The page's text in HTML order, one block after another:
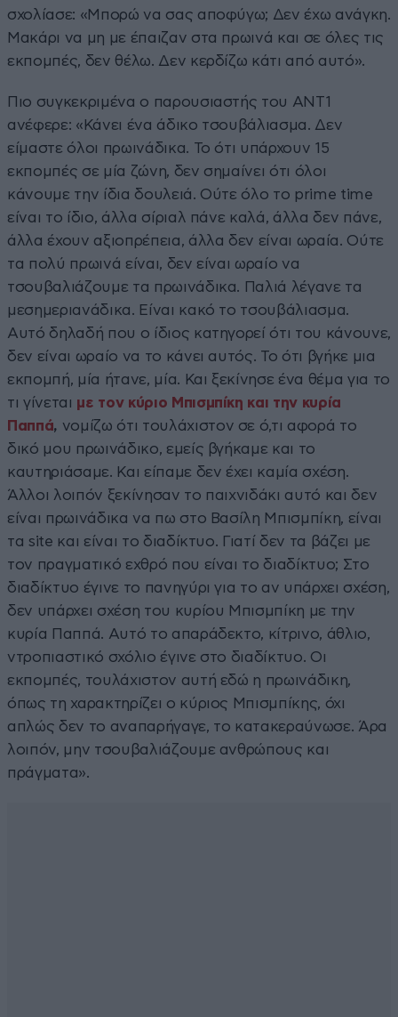
σχολίασε: «Μπορώ να σας αποφύγω; Δεν έχω ανάγκη.
Μακάρι να μη με έπαιζαν στα πρωινά και σε όλες τις
εκπομπές, δεν θέλω. Δεν κερδίζω κάτι από αυτό».
Πιο συγκεκριμένα ο παρουσιαστής του ΑΝΤ1
ανέφερε: «Κάνει ένα άδικο τσουβάλιασμα. Δεν
είμαστε όλοι πρωινάδικα. Το ότι υπάρχουν 15
εκπομπές σε μία ζώνη, δεν σημαίνει ότι όλοι
κάνουμε την ίδια δουλειά. Ούτε όλο το prime time
είναι το ίδιο, άλλα σίριαλ πάνε καλά, άλλα δεν πάνε,
άλλα έχουν αξιοπρέπεια, άλλα δεν είναι ωραία. Ούτε
τα πολύ πρωινά είναι, δεν είναι ωραίο να
τσουβαλιάζουμε τα πρωινάδικα. Παλιά λέγανε τα
μεσημεριανάδικα. Είναι κακό το τσουβάλιασμα.
Αυτό δηλαδή που ο ίδιος κατηγορεί ότι του κάνουνε,
δεν είναι ωραίο να το κάνει αυτός. Το ότι βγήκε μια
εκπομπή, μία ήτανε, μία. Και ξεκίνησε ένα θέμα για το
τι γίνεται με τον κύριο Μπισμπίκη και την κυρία
Παππά, νομίζω ότι τουλάχιστον σε ό,τι αφορά το
δικό μου πρωινάδικο, εμείς βγήκαμε και το
καυτηριάσαμε. Και είπαμε δεν έχει καμία σχέση.
Άλλοι λοιπόν ξεκίνησαν το παιχνιδάκι αυτό και δεν
είναι πρωινάδικα να πω στο Βασίλη Μπισμπίκη, είναι
τα site και είναι το διαδίκτυο. Γιατί δεν τα βάζει με
τον πραγματικό εχθρό που είναι το διαδίκτυο; Στο
διαδίκτυο έγινε το πανηγύρι για το αν υπάρχει σχέση,
δεν υπάρχει σχέση του κυρίου Μπισμπίκη με την
κυρία Παππά. Αυτό το απαράδεκτο, κίτρινο, άθλιο,
ντροπιαστικό σχόλιο έγινε στο διαδίκτυο. Οι
εκπομπές, τουλάχιστον αυτή εδώ η πρωινάδικη,
όπως τη χαρακτηρίζει ο κύριος Μπισμπίκης, όχι
απλώς δεν το αναπαρήγαγε, το κατακεραύνωσε. Άρα
λοιπόν, μην τσουβαλιάζουμε ανθρώπους και
πράγματα».